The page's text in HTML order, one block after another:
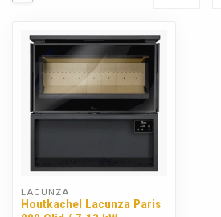
LACUNZA
Houtkachel Lacunza Paris